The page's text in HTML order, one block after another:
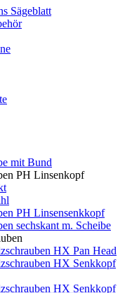
Sägeblatt
mit Bund
PH Linsenkopf
PH Linsensenkkopf
sechskant m. Scheibe
HX Pan Head
HX Senkkopf
HX Senkkopf